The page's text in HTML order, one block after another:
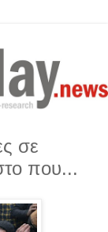
σε
που...